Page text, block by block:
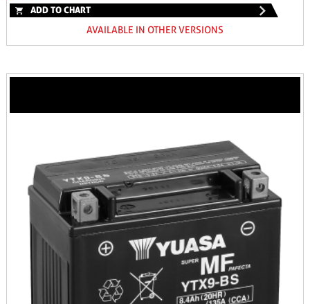
ADD TO CHART
AVAILABLE IN OTHER VERSIONS